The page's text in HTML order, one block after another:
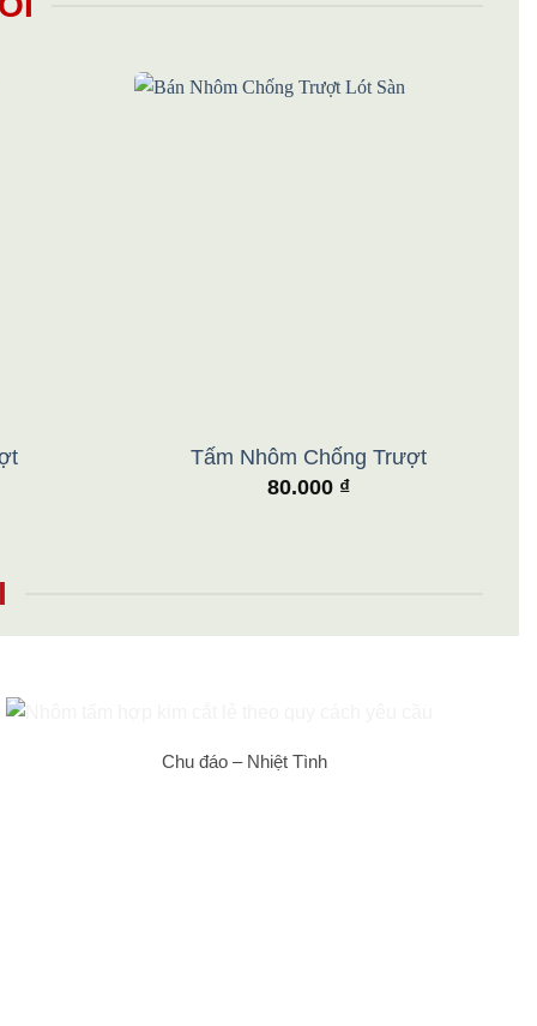
Tấm Nhôm Chống Trượt
80.000 ₫
Nam đã hỗ trợ cắt hàng và giao ngay
phẩm nhôm chuẩn gia công yên tâm!
Chu đáo – Nhiệt Tình